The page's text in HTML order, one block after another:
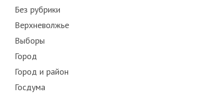
Без рубрики
Верхневолжье
Выборы
Город
Город и район
Госдума